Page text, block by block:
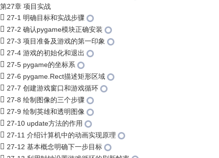
第27章 项目实战
27-1 明确目标和实战步骤
27-2 确认pygame模块正确安装
27-3 项目准备及游戏的第一印象
27-4 游戏的初始化和退出
27-5 pygame的坐标系
27-6 pygame.Rect描述矩形区域
27-7 创建游戏窗口和游戏循环
27-8 绘制图像的三个步骤
27-9 绘制英雄和透明图像
27-10 update方法的作用
27-11 介绍计算机中的动画实现原理
27-12 基本概念明确下一步目标